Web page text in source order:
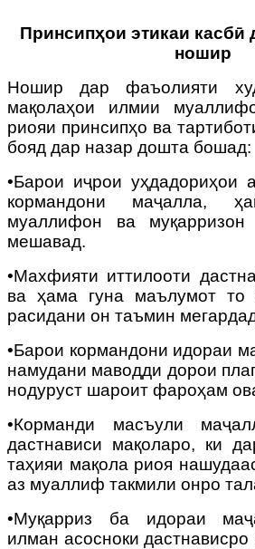
Принсипҳои этикаи
ношир
Ношир дар фаъолияти
мақолаҳои илмии
риояи принсипҳо ва
бояд дар назар дошта бошад:
•Барои иҷрои уҳдадориҳои
кормандони маҷалла,
муаллифон ва муқарризон
мешавад.
•Махфияти иттилооти
ва ҳама гуна маълумот
расидани он таъмин
•Барои кормандони идораи
намудани маводди дорои
нодуруст шароит фароҳам
•Корманди масъули
дастнависи мақоларо, ки
таҳияи мақола риоя
аз муаллиф такмили онро
•Муқарриз ба идораи
илман асосноки